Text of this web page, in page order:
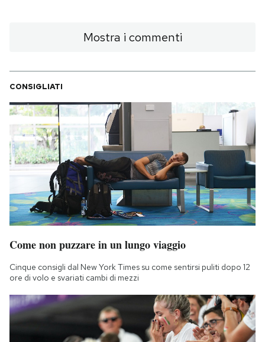
Mostra i commenti
CONSIGLIATI
Come non puzzare in un lungo viaggio
Cinque consigli dal New York Times su come sentirsi puliti dopo 12
ore di volo e svariati cambi di mezzi